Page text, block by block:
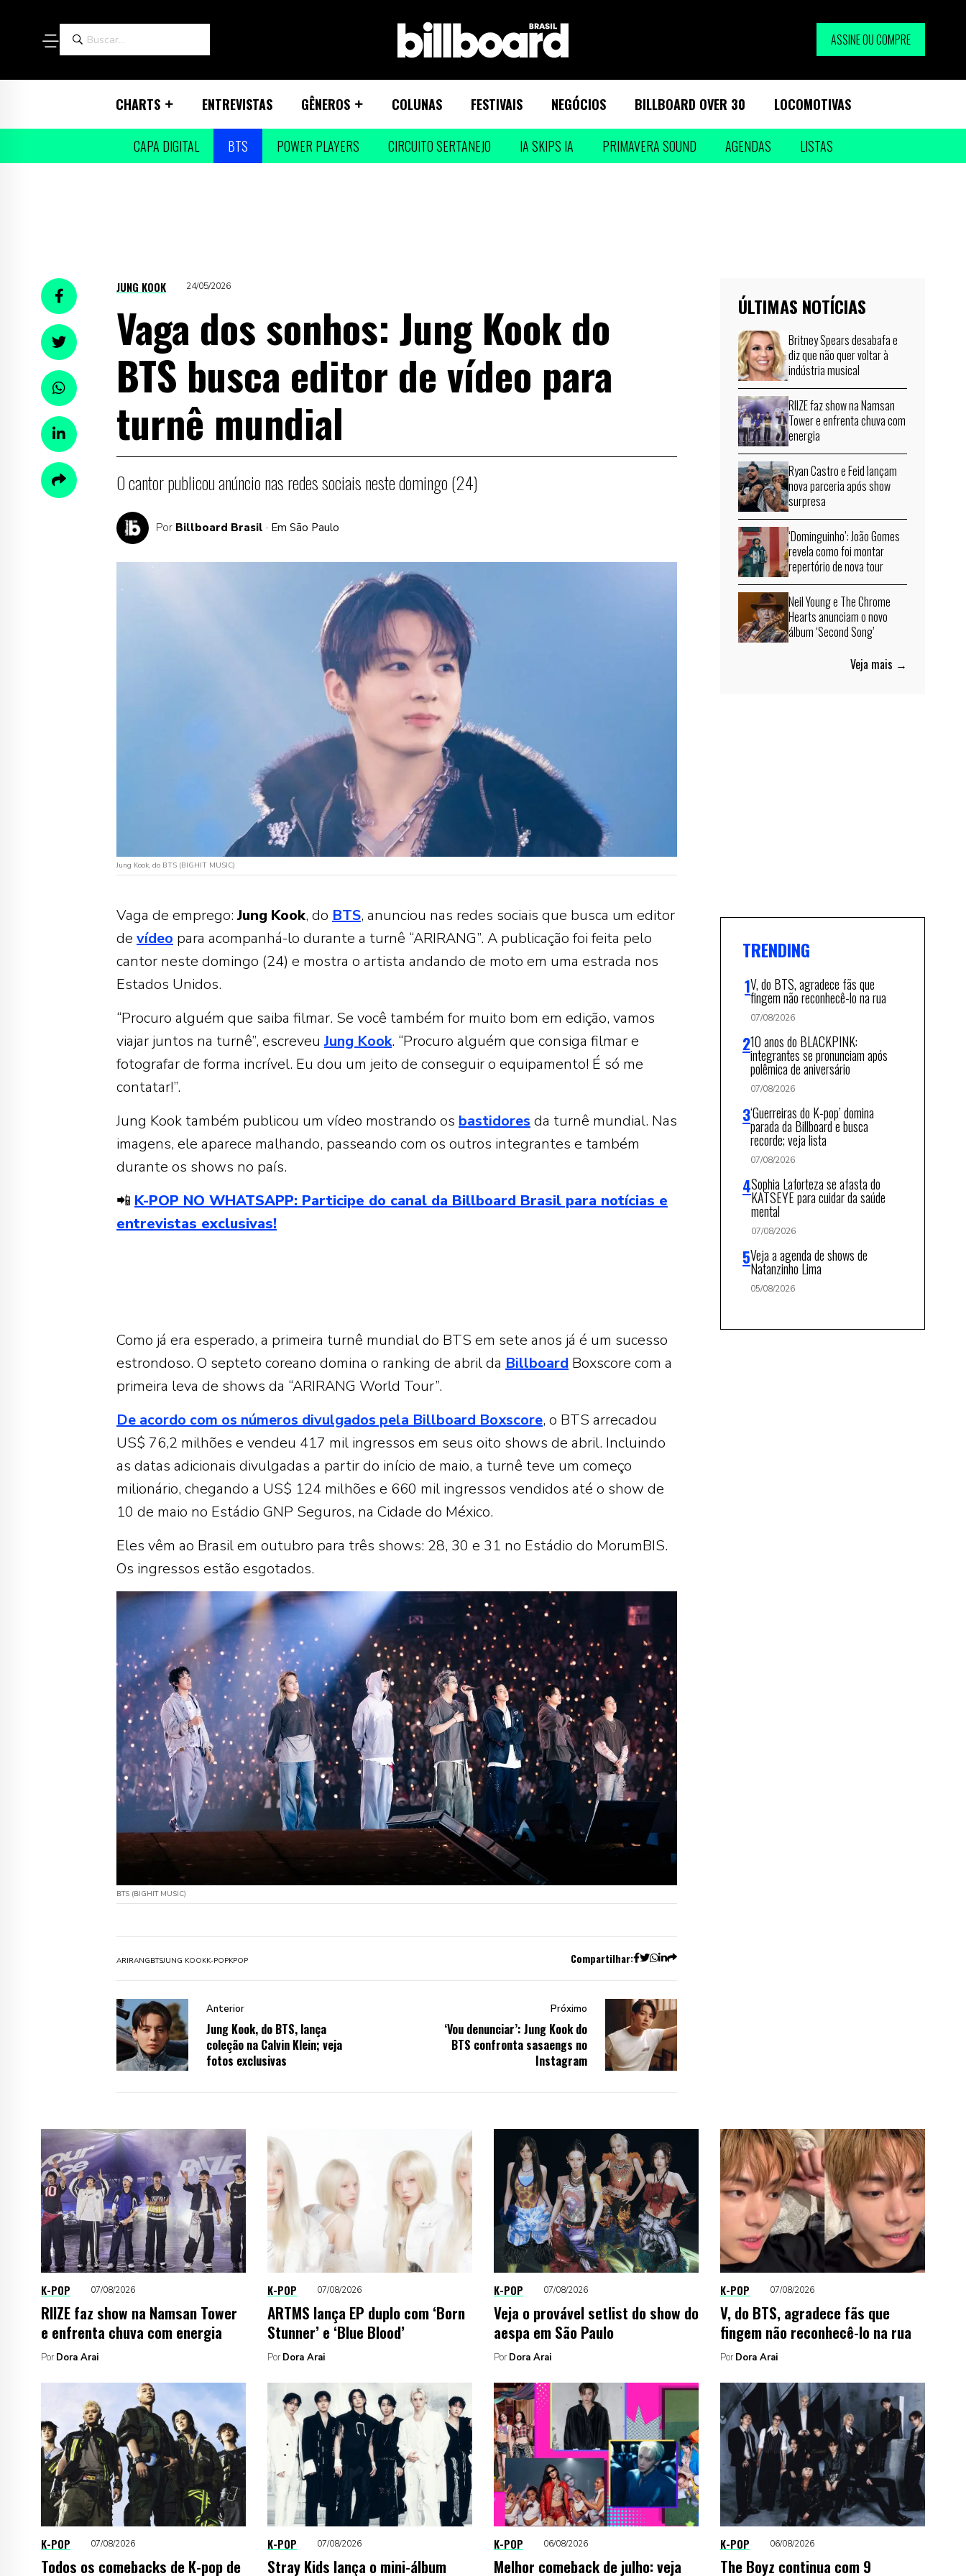
ASSINE OU COMPRE
CHARTS ENTREVISTAS GÊNEROS COLUNAS FESTIVAIS NEGÓCIOS BILLBOARD OVER 30 LOCOMOTIVAS
CAPA DIGITAL BTS POWER PLAYERS CIRCUITO SERTANEJO IA SKIPS IA PRIMAVERA SOUND AGENDAS LISTAS
JUNG KOOK 24/05/2026
Vaga dos sonhos: Jung Kook do
BTS busca editor de vídeo para
turnê mundial
O cantor publicou anúncio nas redes sociais neste domingo (24)
Por Billboard Brasil · Em São Paulo
Jung Kook, do BTS (BIGHIT MUSIC)
Vaga de emprego: Jung Kook, do BTS, anunciou nas redes sociais que busca um editor
de vídeo para acompanhá-lo durante a turnê “ARIRANG”. A publicação foi feita pelo
cantor neste domingo (24) e mostra o artista andando de moto em uma estrada nos
Estados Unidos.
“Procuro alguém que saiba filmar. Se você também for muito bom em edição, vamos
viajar juntos na turnê”, escreveuJung Kook. “Procuro alguém que consiga filmar e
fotografar de forma incrível. Eu dou um jeito de conseguir o equipamento! É só me
contatar!”.
Jung Kook também publicou um vídeo mostrando os bastidores da turnê mundial. Nas
imagens, ele aparece malhando, passeando com os outros integrantes e também
durante os shows no país.
📲 K-POP NO WHATSAPP: Participe do canal da Billboard Brasil para notícias e
entrevistas exclusivas!
Como já era esperado, a primeira turnê mundial do BTS em sete anos já é um sucesso
estrondoso. O septeto coreano domina o ranking de abril da Billboard Boxscore com a
primeira leva de shows da “ARIRANG World Tour”.
De acordo com os números divulgados pela Billboard Boxscore, o BTS arrecadou
US$ 76,2 milhões e vendeu 417 mil ingressos em seus oito shows de abril. Incluindo
as datas adicionais divulgadas a partir do início de maio, a turnê teve um começo
milionário, chegando a US$ 124 milhões e 660 mil ingressos vendidos até o show de
10 de maio no Estádio GNP Seguros, na Cidade do México.
Eles vêm ao Brasil em outubro para três shows: 28, 30 e 31 no Estádio do MorumBIS.
Os ingressos estão esgotados.
BTS (BIGHIT MUSIC)
ARIRANGBTSJUNG KOOKK-POPKPOP Compartilhar:
Anterior
Jung Kook, do BTS, lança
coleção na Calvin Klein; veja
fotos exclusivas
Próximo
‘Vou denunciar’: Jung Kook do
BTS confronta sasaengs no
Instagram
ÚLTIMAS NOTÍCIAS
Britney Spears desabafa e
diz que não quer voltar à
indústria musical
RIIZE faz show na Namsan
Tower e enfrenta chuva com
energia
Ryan Castro e Feid lançam
nova parceria após show
surpresa
‘Dominguinho’: João Gomes
revela como foi montar
repertório de nova tour
Neil Young e The Chrome
Hearts anunciam o novo
álbum ‘Second Song’
Veja mais →
TRENDING
V, do BTS, agradece fãs que
fingem não reconhecê-lo na rua
07/08/2026
10 anos do BLACKPINK:
integrantes se pronunciam após
polêmica de aniversário
07/08/2026
‘Guerreiras do K-pop’ domina
parada da Billboard e busca
recorde; veja lista
07/08/2026
Sophia Laforteza se afasta do
KATSEYE para cuidar da saúde
mental
07/08/2026
Veja a agenda de shows de
Natanzinho Lima
05/08/2026
K-POP 07/08/2026
RIIZE faz show na Namsan Tower
e enfrenta chuva com energia
Por Dora Arai
K-POP 07/08/2026
ARTMS lança EP duplo com ‘Born
Stunner’ e ‘Blue Blood’
Por Dora Arai
K-POP 07/08/2026
Veja o provável setlist do show do
aespa em São Paulo
Por Dora Arai
K-POP 07/08/2026
V, do BTS, agradece fãs que
fingem não reconhecê-lo na rua
Por Dora Arai
K-POP 07/08/2026
Todos os comebacks de K-pop de
K-POP 07/08/2026
Stray Kids lança o mini-álbum
K-POP 06/08/2026
Melhor comeback de julho: veja
K-POP 06/08/2026
The Boyz continua com 9